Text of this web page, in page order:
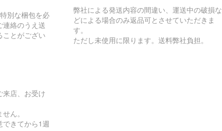
別な梱包を必
連絡のうえ送
ことがござい
来店、お受け
ん。
きてから1週
弊社による発送内容の間違い、運送中の破損な
どによる場合のみ返品可とさせていただきま
す。
ただし未使用に限ります。送料弊社負担。